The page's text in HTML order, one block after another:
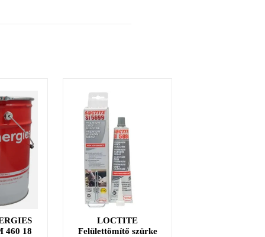
460 18
LOCTITE
Felülettömítő szürke